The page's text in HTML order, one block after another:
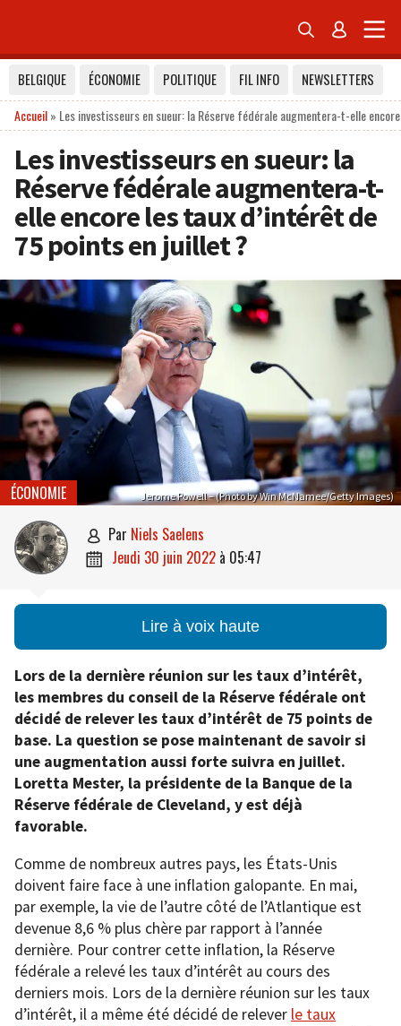
 
BELGIQUE ÉCONOMIE POLITIQUE FIL INFO
NEWSLETTERS
Accueil» Les investisseurs en sueur: la Réserve fédérale augmentera-t-elle
Les investisseurs en sueur: la
Réserve fédérale augmentera-t-
elle encore les taux d’intérêt de
75 points en juillet ?
Jerome Powell – (Photo by Win McNamee/Getty Images)
ÉCONOMIE
 par Niels Saelens
 jeudi 30 juin 2022 à 05:47
Lire à voix haute
Lors de la dernière réunion sur les taux d’intérêt,
les membres du conseil de la Réserve fédérale ont
décidé de relever les taux d’intérêt de 75 points de
base. La question se pose maintenant de savoir si
une augmentation aussi forte suivra en juillet.
Loretta Mester, la présidente de la Banque de la
Réserve fédérale de Cleveland, y est déjà
favorable.
Comme de nombreux autres pays, les États-Unis
doivent faire face à une inflation galopante. En mai,
par exemple, la vie de l’autre côté de l’Atlantique est
devenue 8,6 % plus chère par rapport à l’année
dernière. Pour contrer cette inflation, la Réserve
fédérale a relevé les taux d’intérêt au cours des
derniers mois. Lors de la dernière réunion sur les taux
d’intérêt, il a même été décidé de relever le taux